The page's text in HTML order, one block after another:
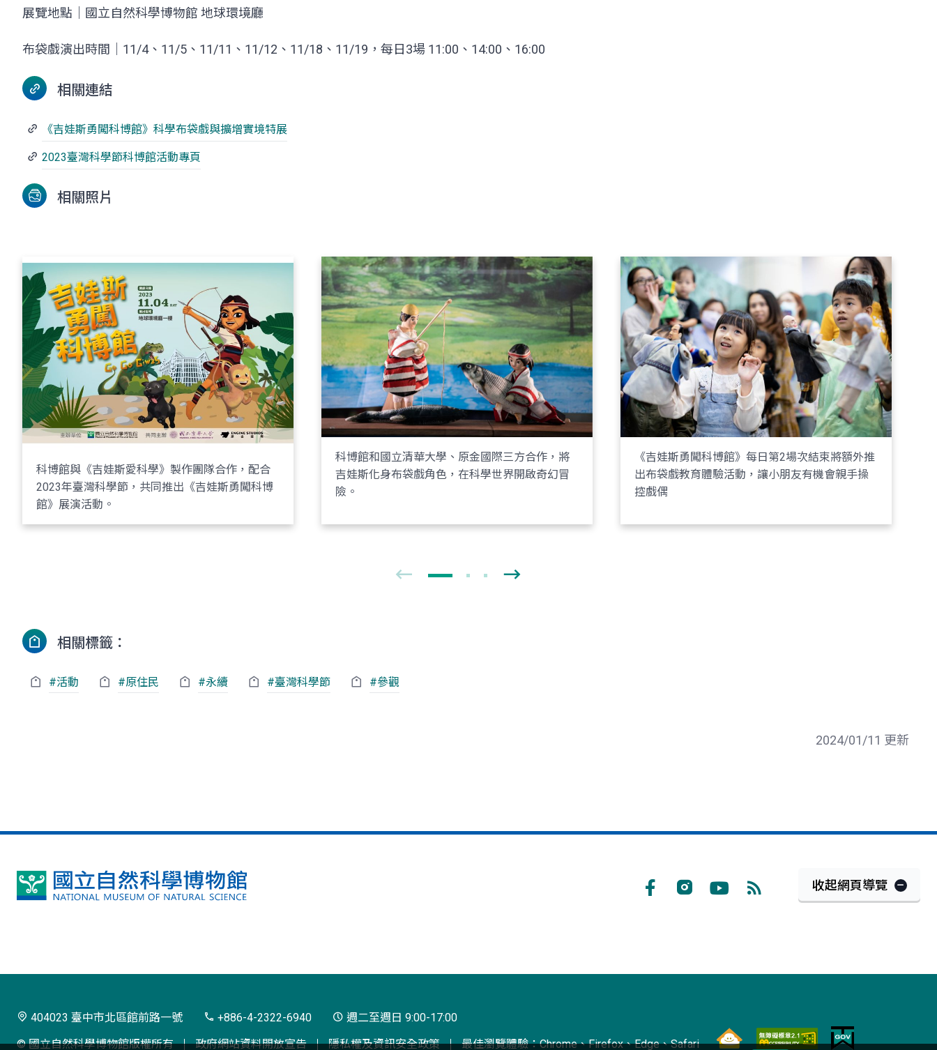
展覽地點｜國立自然科學博物館 地球環境廳
布袋戲演出時間｜11/4、11/5、11/11、11/12、11/18、11/19，每日3場 11:00、14:00、16:00
相關連結
《吉娃斯勇闖科博館》科學布袋戲與擴增實境特展
2023臺灣科學節科博館活動專頁
相關照片
科博館與《吉娃斯愛科學》製作團隊合作，配合
2023年臺灣科學節，共同推出《吉娃斯勇闖科博
館》展演活動。
科博館和國立清華大學、原金國際三方合作，將
吉娃斯化身布袋戲角色，在科學世界開啟奇幻冒
險。
《吉娃斯勇闖科博館》每日第2場次結束將額外推
出布袋戲教育體驗活動，讓小朋友有機會親手操
控戲偶
相關標籤：
#活動 #原住民 #永續 #臺灣科學節 #參觀
2024/01/11 更新
國
收起網頁導覽
404023 臺中市北區館前路一號 +886-4-2322-6940
週二至週日 9:00-17:00
© 國立自然科學博物館版權所有
政府網站資料開放宣告 隱私權及資訊安全政策 最佳瀏覽體驗：Chrome、Firefox、Edge、Safari